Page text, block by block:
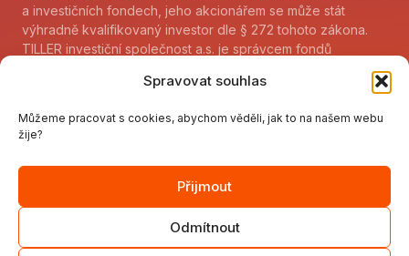
Spravovat souhlas
Můžeme pracovat s cookies, abychom věděli, jak to na našem webu
žije?
Přijmout
Odmítnout
a investičních fondech, jeho akcionářem se může stát
výhradně kvalifikovaný investor dle § 272 tohoto zákona.
TILLER investiční společnost a.s. je správcem fondů
kvalifikovaných investorů dle zákona 240/2013 Sb. a jejich
akcionářem nebo podílníkem se může stát kvalifikovaný
informací fondu (KID) je k dispozici
www.tillerfunds.cz/cs/informacni-povinnost
V listinné podobě lze uvedené informace získat v sídle
společnosti TILLER investiční společnost a.s., Karolinská
www.tillerfunds.cz/cs/dulezite-informace